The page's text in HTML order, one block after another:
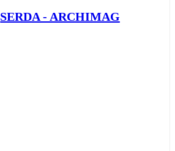
SERDA - ARCHIMAG